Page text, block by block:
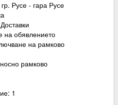
Русе - гара Русе
на обявлението
на рамково
рамково
1